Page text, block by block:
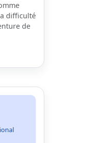
difficulté
de